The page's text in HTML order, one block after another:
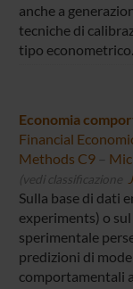
anche a
tecniche di
tipo econometrico.
Economia
Financial
Methods C9 –
(vedi classificazione
Sulla base di dati
experiments) o
sperimentale
predizioni di
comportamentali